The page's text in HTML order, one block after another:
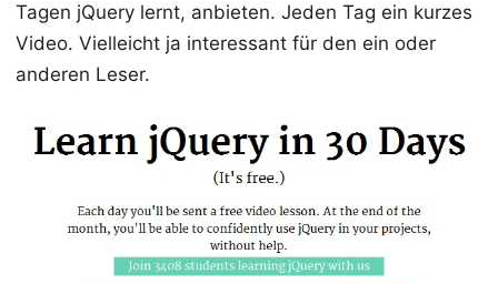
Tagen jQuery lernt, anbieten. Jeden Tag ein kurzes
Video. Vielleicht ja interessant für den ein oder
anderen Leser.